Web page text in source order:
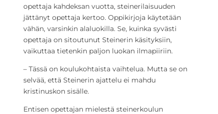
opettaja kahdeksan vuotta, steinerilaisuuden
jättänyt opettaja kertoo. Oppikirjoja käytetään
vähän, varsinkin alaluokilla. Se, kuinka syvästi
opettaja on sitoutunut Steinerin käsityksiin,
vaikuttaa tietenkin paljon luokan ilmapiiriin.
– Tässä on koulukohtaista vaihtelua. Mutta se on
selvää, että Steinerin ajattelu ei mahdu
kristinuskon sisälle.
Entisen opettajan mielestä steinerkoulun